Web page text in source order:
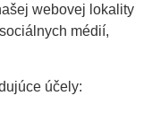
webovej lokality
médií,
účely: